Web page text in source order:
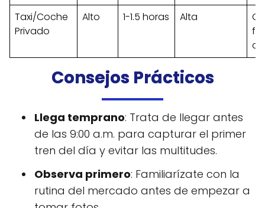
Taxi/Coche
Privado
Alto 1-1.5 horas Alta
Consejos Prácticos
Llega temprano: Trata de llegar antes
de las 9:00 a.m. para capturar el primer
tren del día y evitar las multitudes.
Observa primero: Familiarízate con la
rutina del mercado antes de empezar a